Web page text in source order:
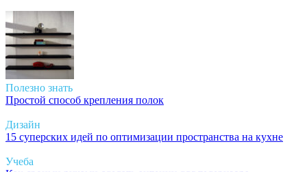
Полезно знать
Простой способ крепления полок
Дизайн
15 суперских идей по оптимизации пространства на кухне
Учеба